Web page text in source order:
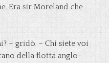
Era sir Moreland che
– gridò. – Chi siete voi
della flotta anglo-